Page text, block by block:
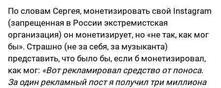
По словам Сергея, монетизировать свой Instagram
(запрещенная в России экстремистская
организация) он монетизирует, но «не так, как мог
бы». Страшно (не за себя, за музыканта)
представить, что было бы, если б монетизировал,
как мог: «Вот рекламировал средство от поноса.
За один рекламный пост я получил три миллиона